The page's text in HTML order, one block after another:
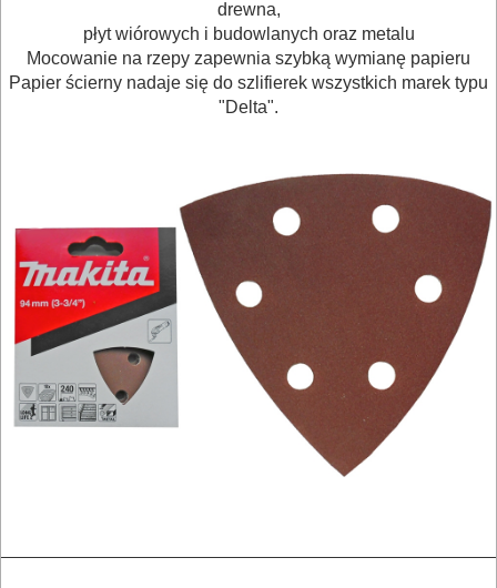
BUDOWLANE
MASZYNY
NARZĘDZIA
OBRÓBKA
METALU
WARSZTATOWE
I
RĘCZNE
drewna,
płyt wiórowych i budowlanych oraz metalu
Mocowanie na rzepy zapewnia szybką wymianę papieru
Papier ścierny nadaje się do szlifierek wszystkich marek typu
"Delta".